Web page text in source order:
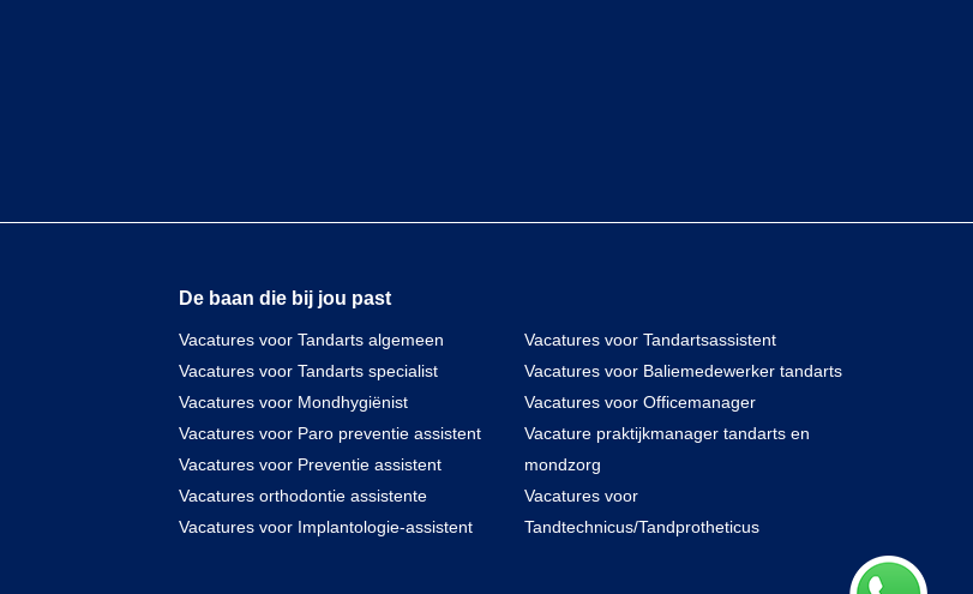
De baan die bij jou past
Vacatures voor Tandarts algemeen
Vacatures voor Tandarts specialist
Vacatures voor Mondhygiënist
Vacatures voor Paro preventie assistent
Vacatures voor Preventie assistent
Vacatures orthodontie assistente
Vacatures voor Implantologie-assistent
Vacatures voor Tandartsassistent
Vacatures voor Baliemedewerker tandarts
Vacatures voor Officemanager
Vacature praktijkmanager tandarts en
mondzorg
Vacatures voor
Tandtechnicus/Tandprotheticus